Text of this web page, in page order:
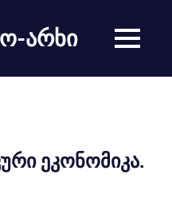
არხი
ეკონომიკა.